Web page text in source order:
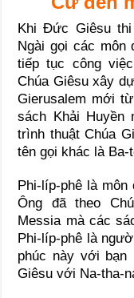
Khi Đức Giêsu
Ngài gọi các môn
tiếp tục công
Chúa Giêsu xây
Gierusalem mới
sách Khải Huyền
trình thuật Chúa
tên gọi khác là Ba-
Phi-líp-phê là
Ông đã theo
Messia mà các
Phi-líp-phê là
phúc này với bạn
Giêsu với Na-tha-